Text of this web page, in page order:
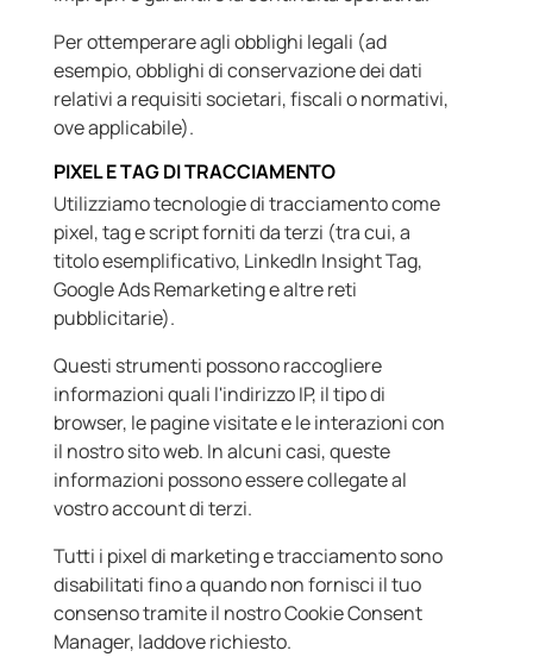
Per ottemperare agli obblighi legali (ad
esempio, obblighi di conservazione dei dati
relativi a requisiti societari, fiscali o normativi,
ove applicabile).
PIXEL E TAG DI TRACCIAMENTO
Utilizziamo tecnologie di tracciamento come
pixel, tag e script forniti da terzi (tra cui, a
titolo esemplificativo, LinkedIn Insight Tag,
Google Ads Remarketing e altre reti
pubblicitarie).
Questi strumenti possono raccogliere
informazioni quali l'indirizzo IP, il tipo di
browser, le pagine visitate e le interazioni con
il nostro sito web. In alcuni casi, queste
informazioni possono essere collegate al
vostro account di terzi.
Tutti i pixel di marketing e tracciamento sono
disabilitati fino a quando non fornisci il tuo
consenso tramite il nostro Cookie Consent
Manager, laddove richiesto.